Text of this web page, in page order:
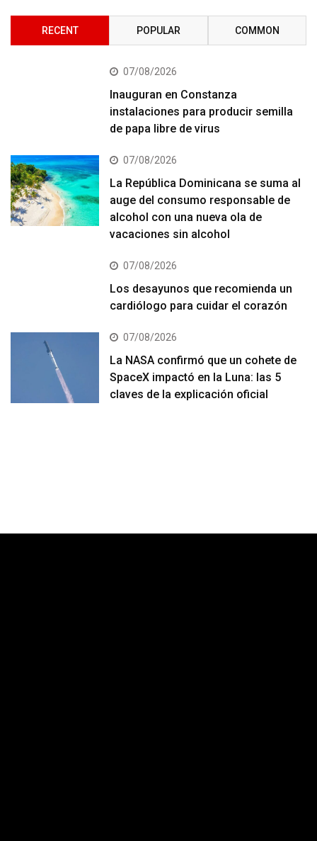
RECENT POPULAR COMMON
07/08/2026
Inauguran en Constanza
instalaciones para producir semilla
de papa libre de virus
07/08/2026
La República Dominicana se suma al
auge del consumo responsable de
alcohol con una nueva ola de
vacaciones sin alcohol
07/08/2026
Los desayunos que recomienda un
cardiólogo para cuidar el corazón
07/08/2026
La NASA confirmó que un cohete de
SpaceX impactó en la Luna: las 5
claves de la explicación oficial